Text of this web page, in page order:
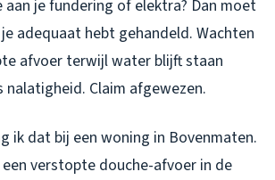
je fundering of elektra? Dan moet
adequaat hebt gehandeld. Wachten
afvoer terwijl water blijft staan
Claim afgewezen.
ik dat bij een woning in Bovenmaten.
verstopte douche-afvoer in de